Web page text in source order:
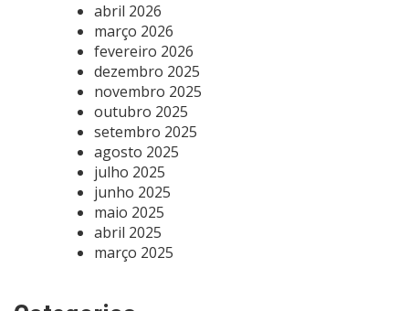
abril 2026
março 2026
fevereiro 2026
dezembro 2025
novembro 2025
outubro 2025
setembro 2025
agosto 2025
julho 2025
junho 2025
maio 2025
abril 2025
março 2025